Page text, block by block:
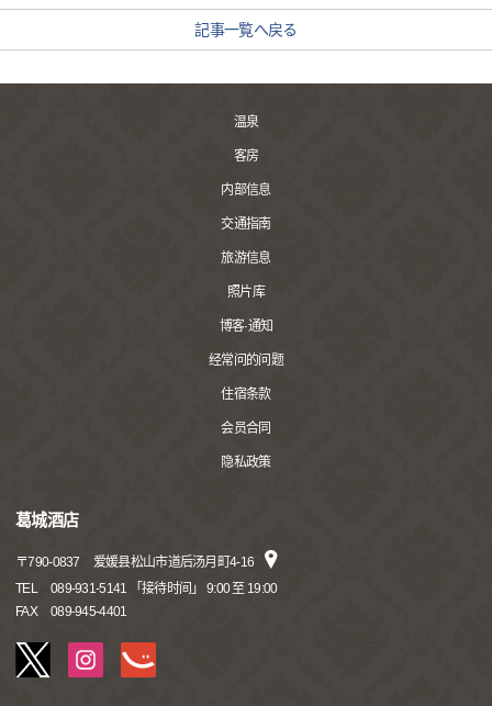
記事一覧へ戻る
温泉
客房
内部信息
交通指南
旅游信息
照片库
博客·通知
经常问的问题
住宿条款
会员合同
隐私政策
葛城酒店
〒790-0837
爱媛县松山市道后汤月町4-16
TEL
089-931-5141 「接待时间」 9:00 至 19:00
FAX
089-945-4401